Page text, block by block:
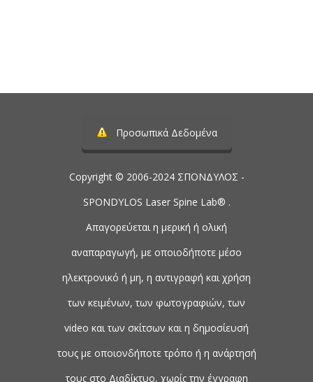
Προσωπικά Δεδομένα
Copyright © 2006-2024 ΣΠΟΝΔΥΛΟΣ -
SPONDYLOS Laser Spine Lab® .
Απαγορεύεται η μερική ή ολική
αναπαραγωγή, με οποιοδήποτε μέσο
ηλεκτρονικό ή μη, η αντιγραφή και χρήση
των κειμένων, των φωτογραφιών, των
video και των σκίτσων και η δημοσίευσή
τους με οποιονδήποτε τρόπο ή η ανάρτησή
τους στο Διαδίκτυο, χωρίς την έγγραφη